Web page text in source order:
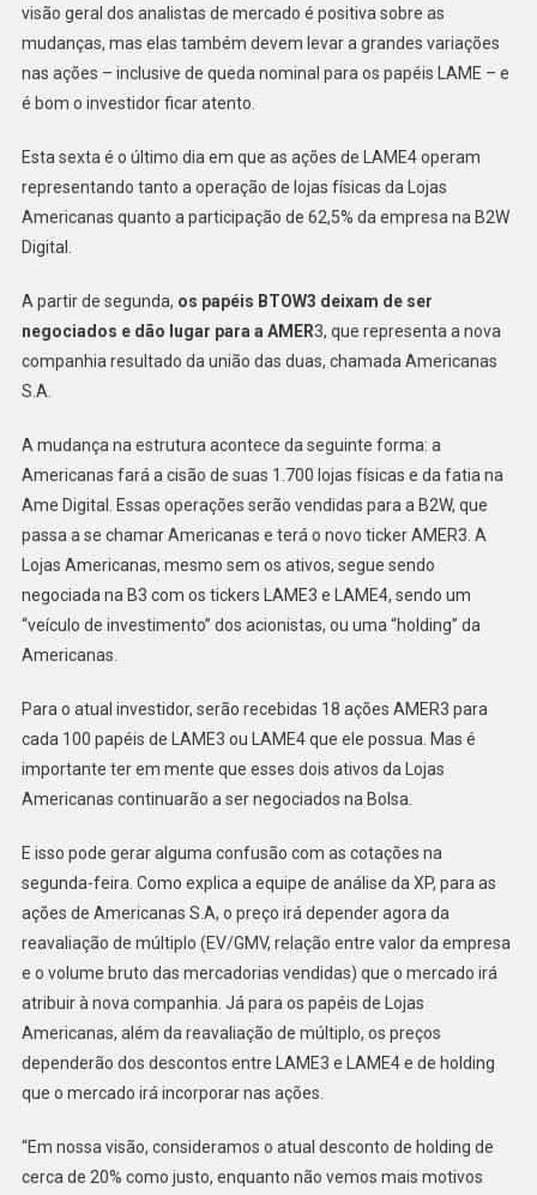
Feira,
Entenda
Os
visão geral dos analistas de mercado é positiva sobre as
mudanças, mas elas também devem levar a grandes variações
nas ações – inclusive de queda nominal para os papéis LAME – e
é bom o investidor ficar atento.
Esta sexta é o último dia em que as ações de LAME4 operam
representando tanto a operação de lojas físicas da Lojas
Americanas quanto a participação de 62,5% da empresa na B2W
Digital.
A partir de segunda, os papéis BTOW3 deixam de ser
negociados e dão lugar para a AMER3, que representa a nova
companhia resultado da união das duas, chamada Americanas
S.A.
A mudança na estrutura acontece da seguinte forma: a
Americanas fará a cisão de suas 1.700 lojas físicas e da fatia na
Ame Digital. Essas operações serão vendidas para a B2W, que
passa a se chamar Americanas e terá o novo ticker AMER3. A
Lojas Americanas, mesmo sem os ativos, segue sendo
negociada na B3 com os tickers LAME3 e LAME4, sendo um
“veículo de investimento” dos acionistas, ou uma “holding” da
Americanas.
Para o atual investidor, serão recebidas 18 ações AMER3 para
cada 100 papéis de LAME3 ou LAME4 que ele possua. Mas é
importante ter em mente que esses dois ativos da Lojas
Americanas continuarão a ser negociados na Bolsa.
E isso pode gerar alguma confusão com as cotações na
segunda-feira. Como explica a equipe de análise da XP, para as
ações de Americanas S.A, o preço irá depender agora da
reavaliação de múltiplo (EV/GMV, relação entre valor da empresa
e o volume bruto das mercadorias vendidas) que o mercado irá
atribuir à nova companhia. Já para os papéis de Lojas
Americanas, além da reavaliação de múltiplo, os preços
dependerão dos descontos entre LAME3 e LAME4 e de holding
que o mercado irá incorporar nas ações.
“Em nossa visão, consideramos o atual desconto de holding de
cerca de 20% como justo, enquanto não vemos mais motivos